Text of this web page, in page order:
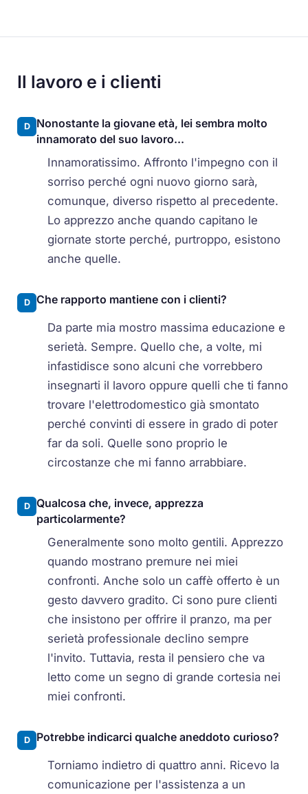
Il lavoro e i clienti
D
Nonostante la giovane età, lei sembra molto
innamorato del suo lavoro...
Innamoratissimo. Affronto l'impegno con il
sorriso perché ogni nuovo giorno sarà,
comunque, diverso rispetto al precedente.
Lo apprezzo anche quando capitano le
giornate storte perché, purtroppo, esistono
anche quelle.
D Che rapporto mantiene con i clienti?
Da parte mia mostro massima educazione e
serietà. Sempre. Quello che, a volte, mi
infastidisce sono alcuni che vorrebbero
insegnarti il lavoro oppure quelli che ti fanno
trovare l'elettrodomestico già smontato
perché convinti di essere in grado di poter
far da soli. Quelle sono proprio le
circostanze che mi fanno arrabbiare.
D
Qualcosa che, invece, apprezza
particolarmente?
Generalmente sono molto gentili. Apprezzo
quando mostrano premure nei miei
confronti. Anche solo un caffè offerto è un
gesto davvero gradito. Ci sono pure clienti
che insistono per offrire il pranzo, ma per
serietà professionale declino sempre
l'invito. Tuttavia, resta il pensiero che va
letto come un segno di grande cortesia nei
miei confronti.
D Potrebbe indicarci qualche aneddoto curioso?
Torniamo indietro di quattro anni. Ricevo la
comunicazione per l'assistenza a un